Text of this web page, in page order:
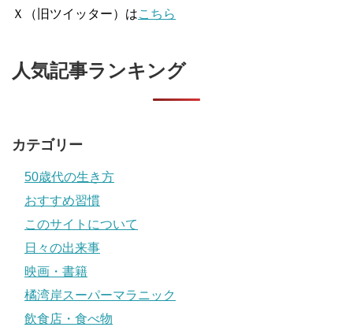
Ｘ（旧ツイッター）はこちら
人気記事ランキング
カテゴリー
50歳代の生き方
おすすめ習慣
このサイトについて
日々の出来事
映画・書籍
橘湾岸スーパーマラニック
飲食店・食べ物